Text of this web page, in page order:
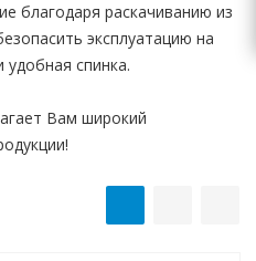
благодаря раскачиванию из
эксплуатацию на
удобная спинка.
Вам широкий